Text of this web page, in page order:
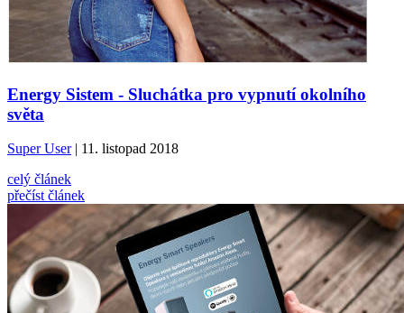
Energy Sistem - Sluchátka pro vypnutí okolního
světa
Super User| 11. listopad 2018
celý článek
přečíst článek